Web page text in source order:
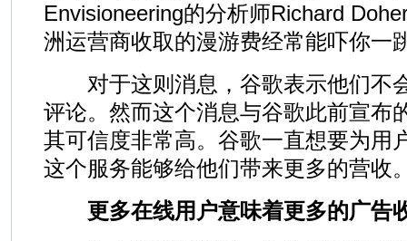
Envisioneering的分析师Richard
洲运营商收取的漫游费经常能吓你一
对于这则消息，谷歌表示他们不会
评论。然而这个消息与谷歌此前宣布
其可信度非常高。谷歌一直想要为用
这个服务能够给他们带来更多的营收
更多在线用户意味着更多的广告